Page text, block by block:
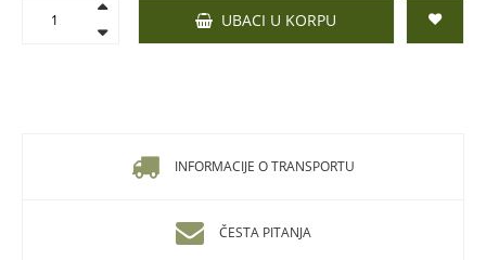
UBACI U KORPU
INFORMACIJE O TRANSPORTU
ČESTA PITANJA